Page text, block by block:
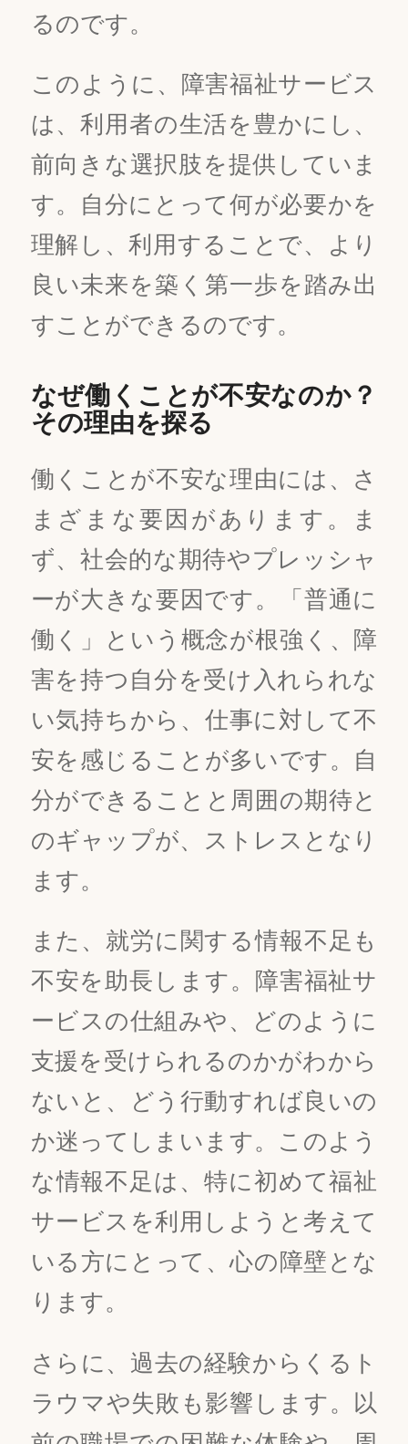
るのです。
このように、障害福祉サービス
は、利用者の生活を豊かにし、
前向きな選択肢を提供していま
す。自分にとって何が必要かを
理解し、利用することで、より
良い未来を築く第一歩を踏み出
すことができるのです。
なぜ働くことが不安なのか？
その理由を探る
働くことが不安な理由には、さ
まざまな要因があります。ま
ず、社会的な期待やプレッシャ
ーが大きな要因です。「普通に
働く」という概念が根強く、障
害を持つ自分を受け入れられな
い気持ちから、仕事に対して不
安を感じることが多いです。自
分ができることと周囲の期待と
のギャップが、ストレスとなり
ます。
また、就労に関する情報不足も
不安を助長します。障害福祉サ
ービスの仕組みや、どのように
支援を受けられるのかがわから
ないと、どう行動すれば良いの
か迷ってしまいます。このよう
な情報不足は、特に初めて福祉
サービスを利用しようと考えて
いる方にとって、心の障壁とな
ります。
さらに、過去の経験からくるト
ラウマや失敗も影響します。以